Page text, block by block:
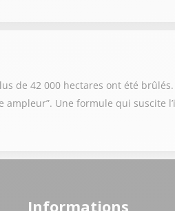
de 42 000 hectares ont été
Une formule qui suscite
Informations